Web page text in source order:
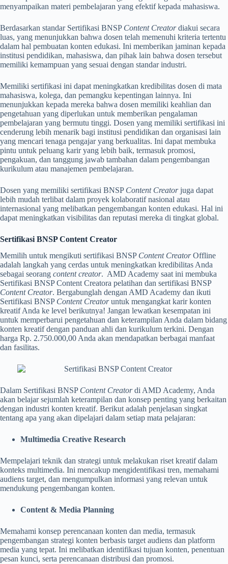
menyampaikan materi pembelajaran yang efektif kepada mahasiswa.
Berdasarkan standar Sertifikasi BNSP Content Creatordiakui secara
luas, yang menunjukkan bahwa dosen telah memenuhi kriteria tertentu
dalam hal pembuatan konten edukasi. Ini memberikan jaminan kepada
institusi pendidikan, mahasiswa, dan pihak lain bahwa dosen tersebut
memiliki kemampuan yang sesuai dengan standar industri.
Memiliki sertifikasi ini dapat meningkatkan kredibilitas dosen di mata
mahasiswa, kolega, dan pemangku kepentingan lainnya. Ini
menunjukkan kepada mereka bahwa dosen memiliki keahlian dan
pengetahuan yang diperlukan untuk memberikan pengalaman
pembelajaran yang bermutu tinggi. Dosen yang memiliki sertifikasi ini
cenderung lebih menarik bagi institusi pendidikan dan organisasi lain
yang mencari tenaga pengajar yang berkualitas. Ini dapat membuka
pintu untuk peluang karir yang lebih baik, termasuk promosi,
pengakuan, dan tanggung jawab tambahan dalam pengembangan
kurikulum atau manajemen pembelajaran.
Dosen yang memiliki sertifikasi BNSP Content Creatorjuga dapat
lebih mudah terlibat dalam proyek kolaboratif nasional atau
internasional yang melibatkan pengembangan konten edukasi. Hal ini
dapat meningkatkan visibilitas dan reputasi mereka di tingkat global.
Sertifikasi BNSP Content Creator
Memilih untuk mengikuti sertifikasi BNSP Content CreatorOffline
adalah langkah yang cerdas untuk meningkatkan kredibilitas Anda
sebagai seorang content creator. AMD Academy saat ini membuka
Sertifikasi BNSP Content Creatora pelatihan dan sertifikasi BNSP
Content Creator. Bergabunglah dengan AMD Academy dan ikuti
Sertifikasi BNSP Content Creatoruntuk mengangkat karir konten
kreatif Anda ke level berikutnya! Jangan lewatkan kesempatan ini
untuk memperbarui pengetahuan dan keterampilan Anda dalam bidang
konten kreatif dengan panduan ahli dan kurikulum terkini. Dengan
harga Rp. 2.750.000,00 Anda akan mendapatkan berbagai manfaat
dan fasilitas.
Dalam Sertifikasi BNSP Content Creatordi AMD Academy, Anda
akan belajar sejumlah keterampilan dan konsep penting yang berkaitan
dengan industri konten kreatif. Berikut adalah penjelasan singkat
tentang apa yang akan dipelajari dalam setiap mata pelajaran:
Multimedia Creative Research
Mempelajari teknik dan strategi untuk melakukan riset kreatif dalam
konteks multimedia. Ini mencakup mengidentifikasi tren, memahami
audiens target, dan mengumpulkan informasi yang relevan untuk
mendukung pengembangan konten.
Content & Media Planning
Memahami konsep perencanaan konten dan media, termasuk
pengembangan strategi konten berbasis target audiens dan platform
media yang tepat. Ini melibatkan identifikasi tujuan konten, penentuan
pesan kunci, serta perencanaan distribusi dan promosi.